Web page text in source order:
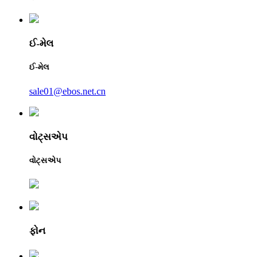
ઈ-મેલ
ઈ-મેલ
sale01@ebos.net.cn
વોટ્સએપ
વોટ્સએપ
ફોન